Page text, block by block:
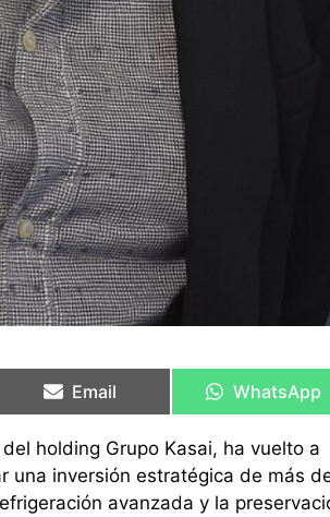
en
Email
en
WhatsApp
holding Grupo Kasai, ha vuelto a
una inversión estratégica de más
avanzada y la
en
en